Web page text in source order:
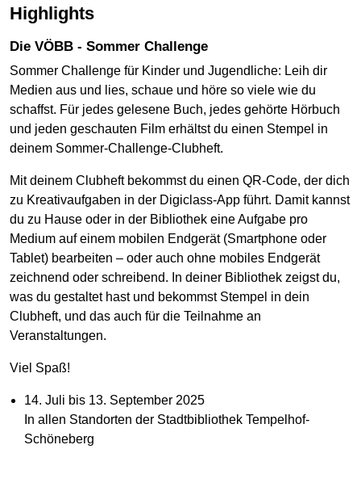
Highlights
Die VÖBB - Sommer Challenge
Sommer Challenge für Kinder und Jugendliche: Leih dir
Medien aus und lies, schaue und höre so viele wie du
schaffst. Für jedes gelesene Buch, jedes gehörte Hörbuch
und jeden geschauten Film erhältst du einen Stempel in
deinem Sommer-Challenge-Clubheft.
Mit deinem Clubheft bekommst du einen QR-Code, der dich
zu Kreativaufgaben in der Digiclass-App führt. Damit kannst
du zu Hause oder in der Bibliothek eine Aufgabe pro
Medium auf einem mobilen Endgerät (Smartphone oder
Tablet) bearbeiten – oder auch ohne mobiles Endgerät
zeichnend oder schreibend. In deiner Bibliothek zeigst du,
was du gestaltet hast und bekommst Stempel in dein
Clubheft, und das auch für die Teilnahme an
Veranstaltungen.
Viel Spaß!
14. Juli bis 13. September 2025
In allen Standorten der Stadtbibliothek Tempelhof-
Schöneberg